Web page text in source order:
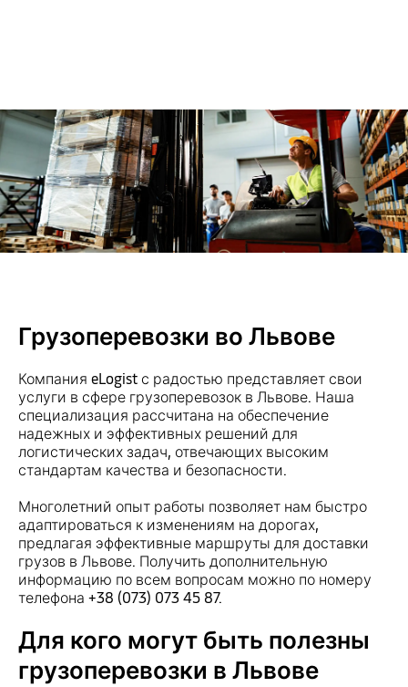
Грузоперевозки во Львове
Компания eLogist с радостью представляет свои
услуги в сфере грузоперевозок в Львове. Наша
специализация рассчитана на обеспечение
надежных и эффективных решений для
логистических задач, отвечающих высоким
стандартам качества и безопасности.
Многолетний опыт работы позволяет нам быстро
адаптироваться к изменениям на дорогах,
предлагая эффективные маршруты для доставки
грузов в Львове. Получить дополнительную
информацию по всем вопросам можно по номеру
телефона +38 (073) 073 45 87.
Для кого могут быть полезны
грузоперевозки в Львове